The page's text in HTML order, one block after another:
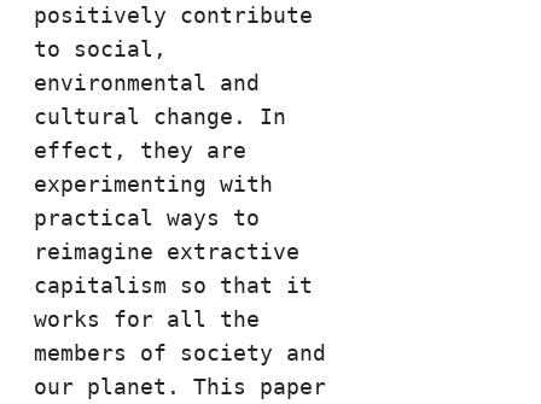
positively contribute
to social,
environmental and
cultural change. In
effect, they are
experimenting with
practical ways to
reimagine extractive
capitalism so that it
works for all the
members of society and
our planet. This paper